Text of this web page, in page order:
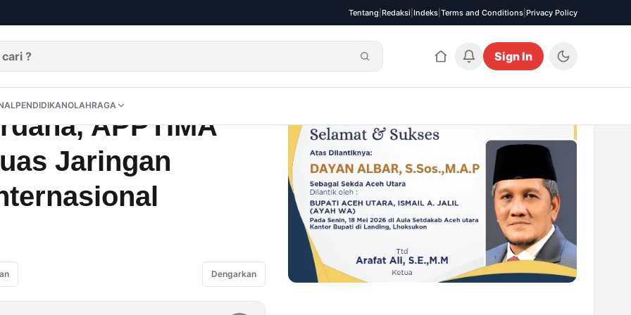
Tentang Redaksi Indeks Terms and Conditions Privacy Policy
OPININUSANTARAINTERNASIONALPENDIDIKANOLAHRAGA
Sign In
PENDIDIKANOLAHRAGA
Perluas Jaringan Nasional Dan Internasional
APPTIMA
Jaringan
Dengarkan